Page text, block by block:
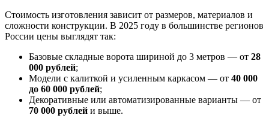
Стоимость изготовления зависит от размеров, материалов и
сложности конструкции. В 2025 году в большинстве регионов
России цены выглядят так:
Базовые складные ворота шириной до 3 метров — от 28
000 рублей;
Модели с калиткой и усиленным каркасом — от 40 000
до 60 000 рублей;
Декоративные или автоматизированные варианты — от
70 000 рублей и выше.